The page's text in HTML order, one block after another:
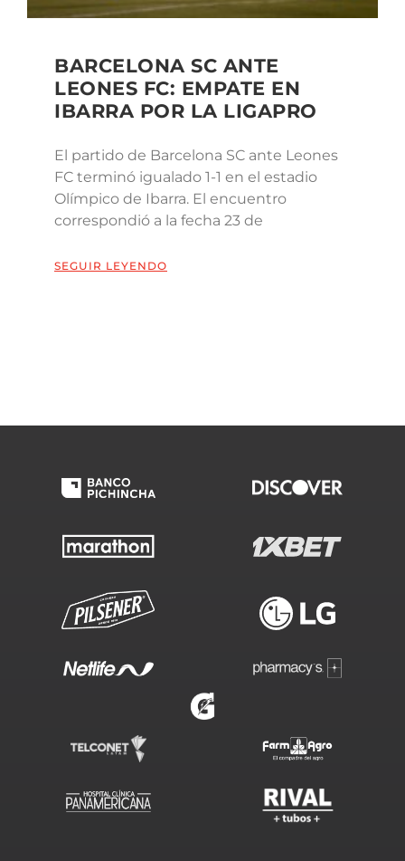
BARCELONA SC ANTE
LEONES FC: EMPATE EN
IBARRA POR LA LIGAPRO
El partido de Barcelona SC ante Leones
FC terminó igualado 1-1 en el estadio
Olímpico de Ibarra. El encuentro
correspondió a la fecha 23 de
SEGUIR LEYENDO